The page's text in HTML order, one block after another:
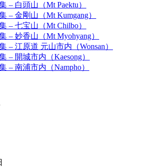
– 白頭山（Mt Paektu）
– 金剛山（Mt Kumgang）
– 七宝山（Mt Chilbo）
– 妙香山（Mt Myohyang）
– 江原道 元山市内（Wonsan）
– 開城市内（Kaesong）
– 南浦市内（Nampho）